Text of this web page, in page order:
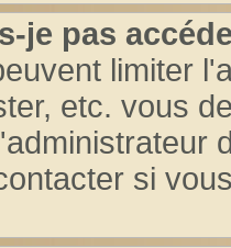
je pas
limiter
etc. vous
si